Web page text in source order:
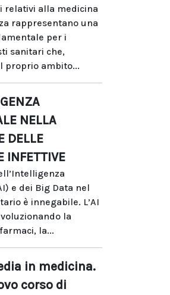
relativi alla medicina
rappresentano una
per i
sanitari che,
proprio ambito...
NELLA
DELLE
INFETTIVE
e dei Big Data nel
è innegabile. L’AI
la
la...
in medicina.
corso di